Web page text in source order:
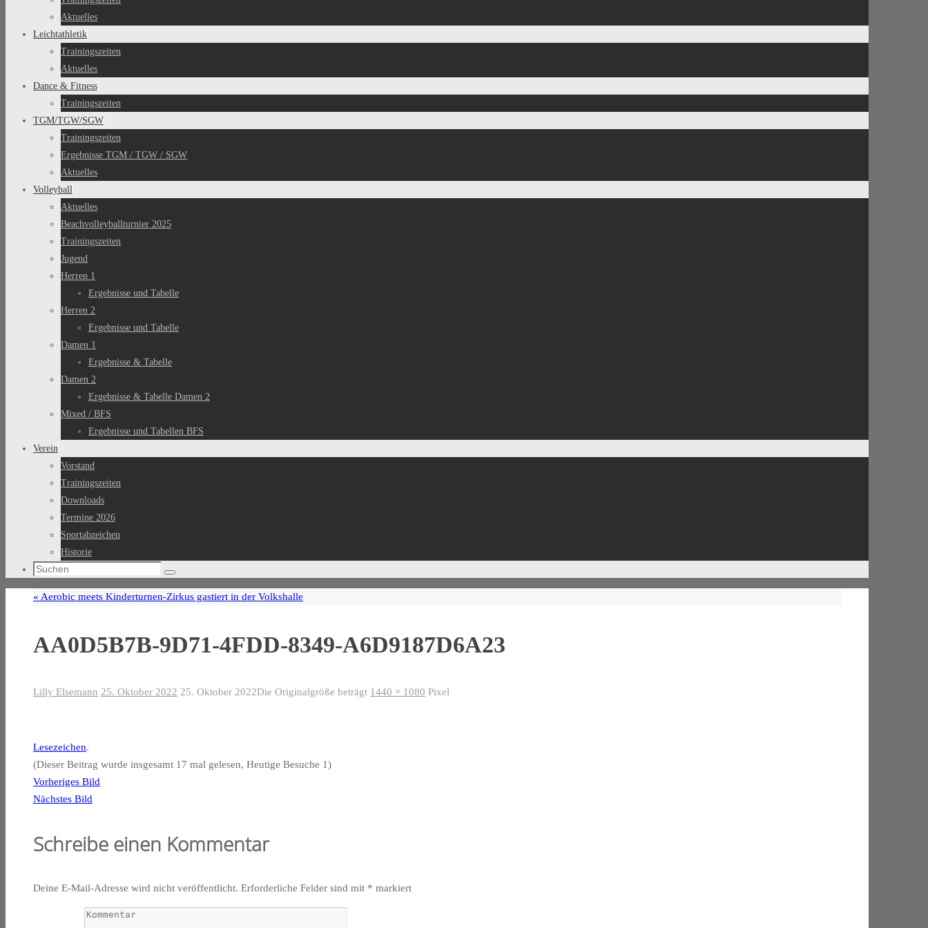
Aktuelles
Leichtathletik
Trainingszeiten
Aktuelles
Dance & Fitness
Trainingszeiten
TGM/TGW/SGW
Trainingszeiten
Ergebnisse TGM / TGW / SGW
Aktuelles
Volleyball
Aktuelles
Beachvolleyballturnier 2025
Trainingszeiten
Jugend
Herren 1
Ergebnisse und Tabelle
Herren 2
Ergebnisse und Tabelle
Damen 1
Ergebnisse & Tabelle
Damen 2
Ergebnisse & Tabelle Damen 2
Mixed / BFS
Ergebnisse und Tabellen BFS
Verein
Vorstand
Trainingszeiten
Downloads
Termine 2026
Sportabzeichen
Historie
Suchen
Suchen
« Aerobic meets Kinderturnen-Zirkus gastiert in der Volkshalle
AA0D5B7B-9D71-4FDD-8349-A6D9187D6A23
Lilly Elsemann 25. Oktober 2022 25. Oktober 2022Die Originalgröße beträgt 1440 × 1080 Pixel
Lesezeichen.
(Dieser Beitrag wurde insgesamt 17 mal gelesen, Heutige Besuche 1)
Vorheriges Bild
Nächstes Bild
Schreibe einen Kommentar
Deine E-Mail-Adresse wird nicht veröffentlicht. Erforderliche Felder sind mit * markiert